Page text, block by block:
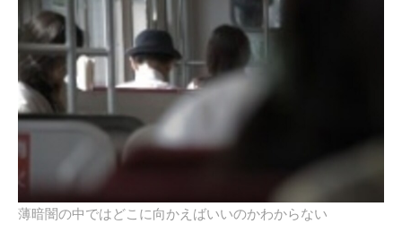
薄暗闇の中ではどこに向かえばいいのかわからない